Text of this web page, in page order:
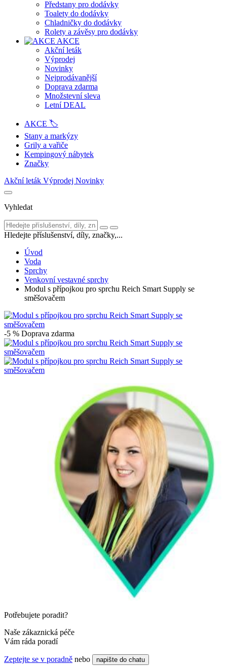
Předstany pro dodávky
Toalety do dodávky
Chladničky do dodávky
Rolety a závěsy pro dodávky
AKCE
Akční leták
Výprodej
Novinky
Nejprodávanější
Doprava zdarma
Množstevní sleva
Letní DEAL
AKCE 🏷️
Stany a markýzy
Grily a vařiče
Kempingový nábytek
Značky
Akční leták Výprodej Novinky
Vyhledat
Hledejte příslušenství, díly, značky,...
Úvod
Voda
Sprchy
Venkovní vestavné sprchy
Modul s přípojkou pro sprchu Reich Smart Supply se
směšovačem
-5 % Doprava zdarma
Potřebujete poradit?
Naše zákaznická péče
Vám ráda poradí
Zeptejte se v poradně nebo napište do chatu